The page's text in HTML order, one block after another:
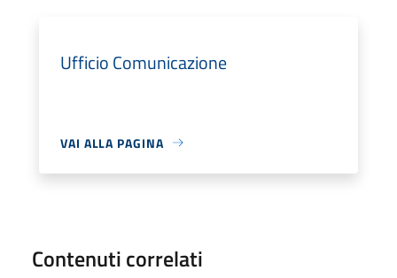
Ufficio Comunicazione
VAI ALLA PAGINA
Contenuti correlati